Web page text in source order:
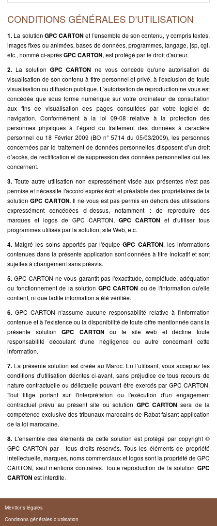
CONDITIONS GÉNÉRALES D'UTILISATION
1. La solution GPC CARTON et l'ensemble de son contenu, y compris textes,
images fixes ou animées, bases de données, programmes, langage, jsp, cgi,
etc., nommé ci-aprèsGPC CARTON, est protégé par le droit d'auteur.
2. La solutionGPC CARTON ne vous concède qu'une autorisation de
visualisation de son contenu à titre personnel et privé, à l'exclusion de toute
visualisation ou diffusion publique. L'autorisation de reproduction ne vous est
concédée que sous forme numérique sur votre ordinateur de consultation
aux fins de visualisation des pages consultées par votre logiciel de
navigation. Conformément à la loi 09-08 relative à la protection des
personnes physiques à l’égard du traitement des données à caractère
personnel du 18 Février 2009 (BO n° 5714 du 05/03/2009), les personnes
concernées par le traitement de données personnelles disposent d’un droit
d’accès, de rectification et de suppression des données personnelles qui les
concernent.
3. Toute autre utilisation non expressément visée aux présentes n'est pas
permise et nécessite l'accord exprès écrit et préalable des propriétaires de la
solution GPC CARTON. Il ne vous est pas permis en dehors des utilisations
expressément concédées ci-dessus, notamment : de reproduire des
marques et logos de GPC CARTON, GPC CARTON et d'utiliser tous
programmes utilisés par la solution, site Web, etc.
4. Malgré les soins apportés par l'équipeGPC CARTON, les informations
contenues dans la présente application sont données à titre indicatif et sont
sujettes à changement sans préavis.
5. GPC CARTON ne vous garantit pas l'exactitude, complétude, adéquation
ou fonctionnement de la solution GPC CARTON ou de l'information qu'elle
contient, ni que ladite information a été vérifiée.
6. GPC CARTON n'assume aucune responsabilité relative à l'information
contenue et à l'existence ou la disponibilité de toute offre mentionnée dans la
présente solutionGPC CARTON ou le site web et décline toute
responsabilité découlant d'une négligence ou autre concernant cette
information.
7. La présente solution est créée au Maroc. En l’utilisant, vous acceptez les
conditions d'utilisation décrites ci-avant, sans préjudice de tous recours de
nature contractuelle ou délictuelle pouvant être exercés par GPC CARTON.
Tout litige portant sur l'interprétation ou l'exécution d'un engagement
contractuel prévu au présent site ou solution GPC CARTON sera de la
compétence exclusive des tribunaux marocains de Rabat faisant application
de la loi marocaine.
8. L'ensemble des éléments de cette solution est protégé par copyright ©
GPC CARTON par - tous droits réservés. Tous les éléments de propriété
intellectuelle, marques, noms commerciaux et logos sont la propriété de GPC
CARTON, sauf mentions contraires. Toute reproduction de la solution GPC
CARTON est interdite.
Mentions légales
Conditions générales d'utilisation